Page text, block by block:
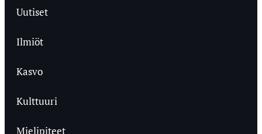
Uutiset
Ilmiöt
Kasvo
Kulttuuri
Mielipiteet